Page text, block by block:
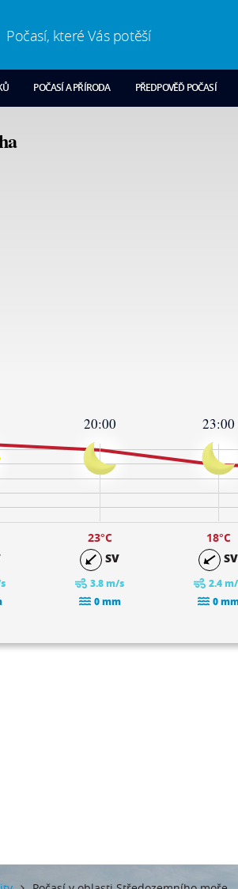
Počasí, které Vás potěší
POČASÍ A PŘÍRODA PŘEDPOVĚĎ POČASÍ
20:00
23°C
SV
3.8 m/s
0 mm
23:00
18°C
SV
2.4
0